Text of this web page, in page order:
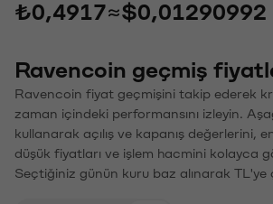
₺0,4917≈$0,01290992
Ravencoin geçmiş
Ravencoin fiyat geçmişini takip ederek
zaman içindeki performansını izleyin.
kullanarak açılış ve kapanış değerlerini,
düşük fiyatları ve işlem hacmini kolayca
Seçtiğiniz günün kuru baz alınarak TL'ye